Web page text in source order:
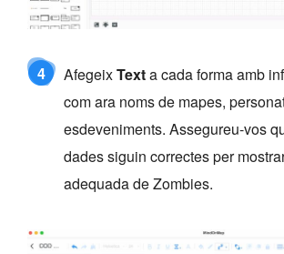
4 AfegeixTexta cada forma amb
com ara noms de mapes,
esdeveniments. Assegureu-vos
dades siguin correctes per
adequada de Zombies.